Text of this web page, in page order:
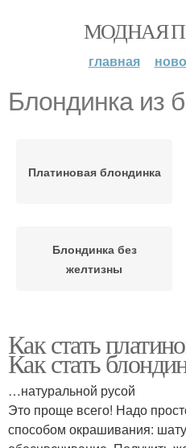
МОДНАЯ
главная
Блондинка из
Платиновая блондинка
Блондинка без
желтизны
Красивая блондинка
Переход из брюнетки
Как стать
Как стать
…натуральной русой
Это проще всего! Надо
способом окрашивания: